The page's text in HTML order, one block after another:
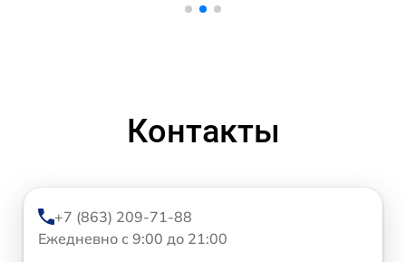
Контакты
+7 (863) 209-71-88
Ежедневно с 9:00 до 21:00